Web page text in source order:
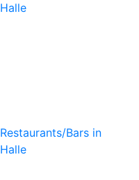
Halle
Restaurants/Bars in
Halle